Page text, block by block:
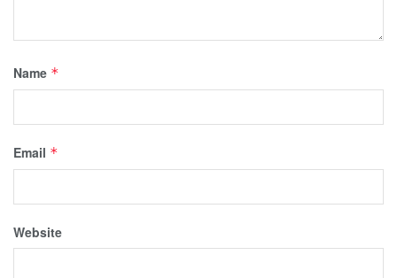
Name *
Email *
Website